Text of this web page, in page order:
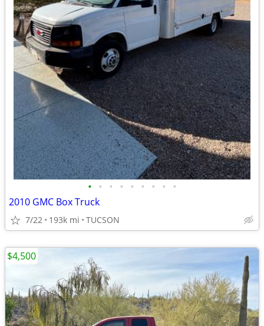
• • • • • • • • •
2010 GMC Box Truck
7/22 193k mi TUCSON
$4,500